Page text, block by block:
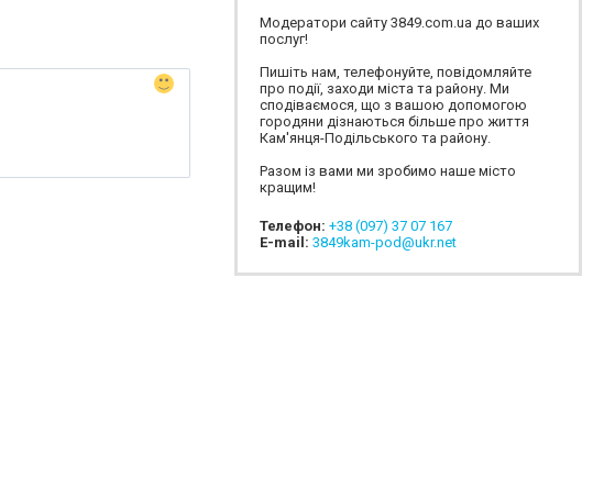
Модератори сайту 3849.com.ua до ваших
послуг!
Пишіть нам, телефонуйте, повідомляйте
про події, заходи міста та району. Ми
сподіваємося, що з вашою допомогою
городяни дізнаються більше про життя
Кам'янця-Подільського та району.
Разом із вами ми зробимо наше місто
кращим!
Телефон: +38 (097) 37 07 167
E-mail: 3849kam-pod@ukr.net